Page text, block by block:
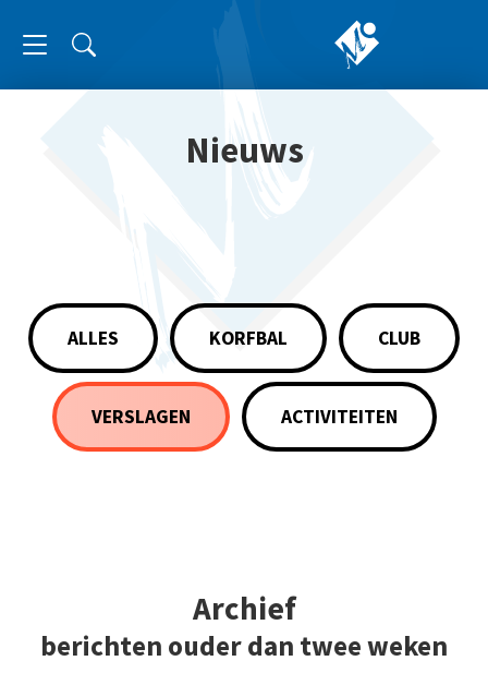
Nieuws
ALLES KORFBAL CLUB
VERSLAGEN ACTIVITEITEN
Archief
berichten ouder dan twee weken